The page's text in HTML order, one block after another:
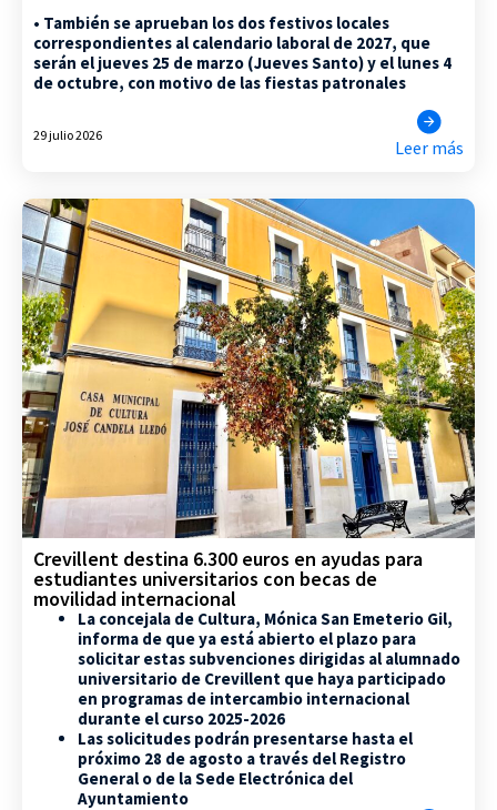
• También se aprueban los dos festivos locales
correspondientes al calendario laboral de 2027, que
serán el jueves 25 de marzo (Jueves Santo) y el lunes 4
de octubre, con motivo de las fiestas patronales
29 julio 2026
Leer más
Crevillent destina 6.300 euros en ayudas para
estudiantes universitarios con becas de
movilidad internacional
La concejala de Cultura, Mónica San Emeterio Gil,
informa de que ya está abierto el plazo para
solicitar estas subvenciones dirigidas al alumnado
universitario de Crevillent que haya participado
en programas de intercambio internacional
durante el curso 2025-2026
Las solicitudes podrán presentarse hasta el
próximo 28 de agosto a través del Registro
General o de la Sede Electrónica del
Ayuntamiento